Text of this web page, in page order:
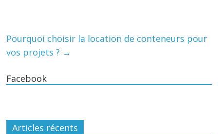
Pourquoi choisir la location de conteneurs pour
vos projets ? →
Facebook
Articles récents